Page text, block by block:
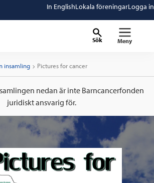
In EnglishLokala föreningarLogga in
Sök Meny
insamling Current:
Pictures for cancer
nedan är inte Barncancerfonden
juridiskt ansvarig för.